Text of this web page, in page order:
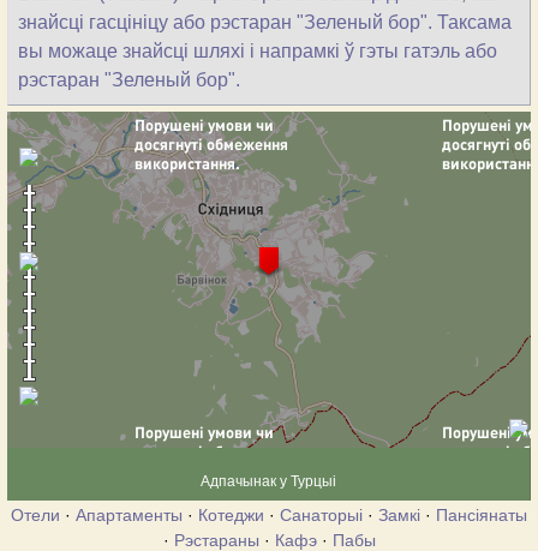
знайсці гасцініцу або рэстаран "Зеленый бор". Таксама
вы можаце знайсці шляхі і напрамкі ў гэты гатэль або
рэстаран "Зеленый бор".
Адпачынак у Турцыі
Отели · Апартаменты · Котеджи · Санаторыі · Замкі · Пансіянаты
· Рэстараны · Кафэ· Пабы